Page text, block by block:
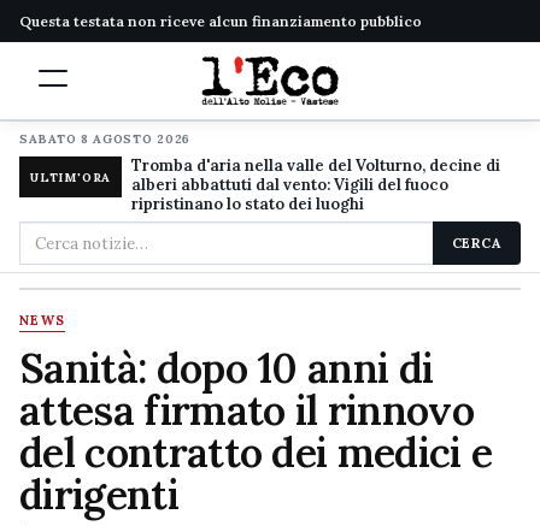
Questa testata non riceve alcun finanziamento pubblico
SABATO 8 AGOSTO 2026
ULTIM'ORA
Tromba d'aria nella valle del Volturno, decine di
alberi abbattuti dal vento: Vigili del fuoco
ripristinano lo stato dei luoghi
Cerca
nel
sito
CERCA
NEWS
Sanità: dopo 10 anni di
attesa firmato il rinnovo
del contratto dei medici e
dirigenti